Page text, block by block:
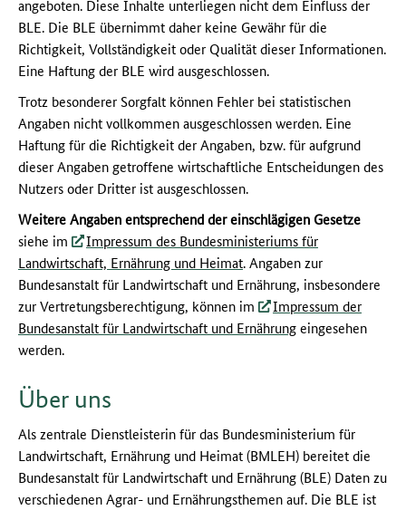
angeboten. Diese Inhalte unterliegen nicht dem Einfluss der
BLE. Die BLE übernimmt daher keine Gewähr für die
Richtigkeit, Vollständigkeit oder Qualität dieser Informationen.
Eine Haftung der BLE wird ausgeschlossen.
Trotz besonderer Sorgfalt können Fehler bei statistischen
Angaben nicht vollkommen ausgeschlossen werden. Eine
Haftung für die Richtigkeit der Angaben, bzw. für aufgrund
dieser Angaben getroffene wirtschaftliche Entscheidungen des
Nutzers oder Dritter ist ausgeschlossen.
Weitere Angaben entsprechend der einschlägigen Gesetze
siehe im
Impressum des Bundesministeriums für
Landwirtschaft, Ernährung und Heimat. Angaben zur
Bundesanstalt für Landwirtschaft und Ernährung, insbesondere
zur Vertretungsberechtigung, können im
Impressum der
Bundesanstalt für Landwirtschaft und Ernährungeingesehen
werden.
Über uns
Als zentrale Dienstleisterin für das Bundesministerium für
Landwirtschaft, Ernährung und Heimat (BMLEH) bereitet die
Bundesanstalt für Landwirtschaft und Ernährung (BLE) Daten zu
verschiedenen Agrar- und Ernährungsthemen auf. Die BLE ist